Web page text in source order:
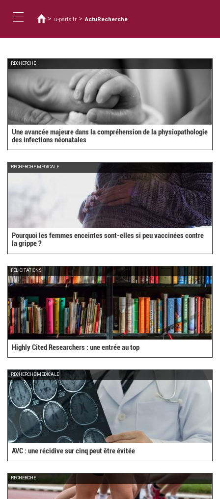
容
navigation
在
這
裡
> u-paris.fr > ActuRecherche
RECHERCHE
Une avancée majeure dans la compréhension de la physiopathologie
des infections néonatales
RECHERCHE MÉDICALE
Pourquoi les femmes enceintes sont-elles si peu vaccinées contre
la grippe ?
FÉLICITATIONS
Highly Cited Researchers : une entrée au top
RECHERCHE MÉDICALE
AVC : une récidive sur cinq peut être évitée
RECHERCHE